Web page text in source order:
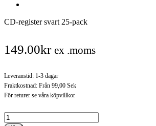
CD-register svart 25-pack
149.00kr ex .moms
Leveranstid: 1-3 dagar
Fraktkostnad: Från 99,00 Sek
För returer se våra köpvillkor
CD-